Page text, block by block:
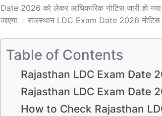
Date 2026 को लेकर आधिकारिक नोटिस जारी हो
जाएगा । राजस्थान LDC Exam Date 2026 नोटिस
Table of Contents
Rajasthan LDC Exam Date
Rajasthan LDC Exam Date
How to Check Rajasthan